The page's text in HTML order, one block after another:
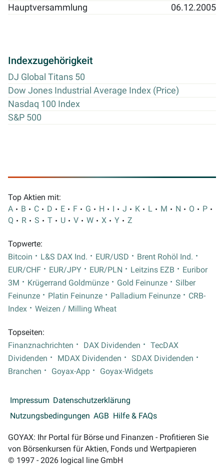
Hauptversammlung
06.12.2005
Indexzugehörigkeit
DJ Global Titans 50
Dow Jones Industrial Average Index (Price)
Nasdaq 100 Index
S&P 500
Top Aktien mit:
A
B C D E F G H I J K L M N O
P
Q
R S T U V W X Y Z
Topwerte:
Bitcoin
L&S DAX Ind. EUR/USD
Brent Rohöl Ind.
EUR/CHF
EUR/JPY EUR/PLN Leitzins EZB
Euribor
3M
Krügerrand Goldmünze Gold Feinunze
Silber
Feinunze
Platin Feinunze Palladium Feinunze
CRB-
Index
Weizen / Milling Wheat
Topseiten:
Finanznachrichten
DAX Dividenden
TecDAX
Dividenden
MDAX Dividenden
SDAX Dividenden
Branchen
Goyax-App Goyax-Widgets
Impressum Datenschutzerklärung
Nutzungsbedingungen AGB Hilfe & FAQs
GOYAX: Ihr Portal für Börse und Finanzen - Profitieren Sie
von Börsenkursen für Aktien, Fonds und Wertpapieren
© 1997 - 2026 logical line GmbH